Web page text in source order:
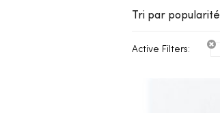
Tri par popularité
Active Filters: